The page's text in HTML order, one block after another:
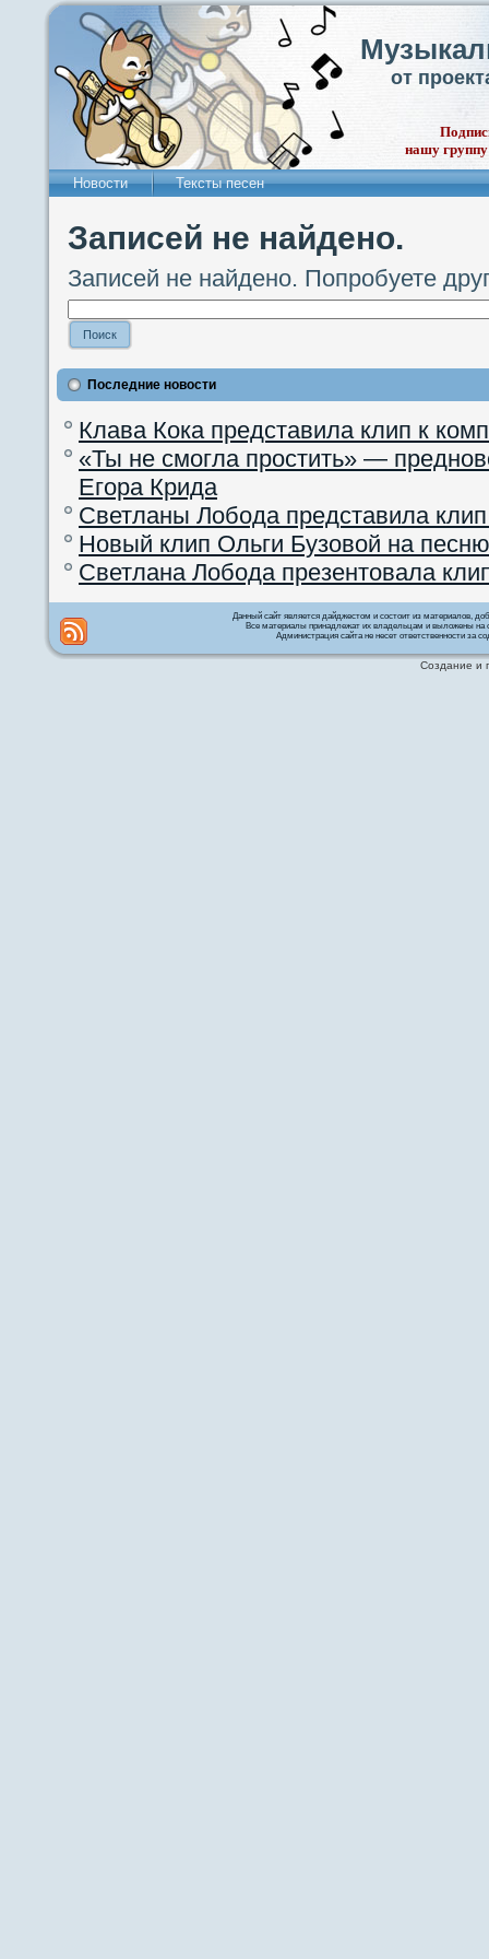
от
нашу
Новости Тексты песен
Записей не найдено.
Записей не найдено. Попробуете
Последние новости
Клава Кока представила клип к
«Ты не смогла простить» —
Егора Крида
Светланы Лобода представила
Новый клип Ольги Бузовой на
Светлана Лобода презентовала
Данный сайт является дайджестом и состоит из материалов,
Все материалы принадлежат их владельцам и выложены на
Администрация сайта не несет ответственности за
Создание и